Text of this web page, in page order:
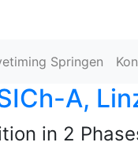
Springen
A,
in 2